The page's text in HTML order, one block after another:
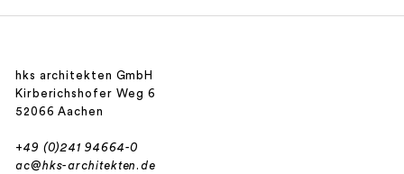
hks architekten GmbH
Kirberichshofer Weg 6
52066 Aachen
+49 (0)241 94664-0
ac@hks-architekten.de